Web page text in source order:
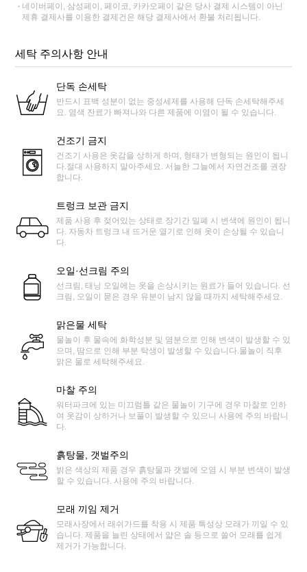
네이버페이, 삼성페이, 페이코, 카카오페이 같은 당사 결제 시스템이 아닌
제휴 결제사를 이용한 결제건은 해당 결제사에서 환불 처리됩니다.
세탁 주의사항 안내
단독 손세탁
반드시 표백 성분이 없는 중성세제를 사용해 단독 손세탁해주세
요. 염색 잔료가 빠져나와 다른 제품에 이염이 될 수 있습니다.
건조기 금지
건조기 사용은 옷감을 상하게 하며, 형태가 변형되는 원인이 됩니
다.절대 사용하지 말아주세요. 서늘한 그늘에서 자연건조를 권장
합니다.
트렁크 보관 금지
제품 사용 후 젖어있는 상태로 장기간 밀폐 시 변색에 원인이 됩니
다. 자동차 트렁크 내 뜨거운 열기로 인해 옷이 손상될 수 있습니
다.
오일·선크림 주의
선크림, 태닝 오일에는 옷을 손상시키는 원료가 들어 있습니다. 선
크림, 오일이 묻은 경우 유분이 남지 않을 때까지 세탁해주세요.
맑은물 세탁
물놀이 후 물속에 화학성분 및 염분으로 인해 변색이 발생할 수 있
으며, 땀으로 인해 부분 탁생이 발생할 수 있습니다.물놀이 직후
맑은 물로 세탁해주세요.
마찰 주의
워터파크에 있는 미끄럼틀 같은 물놀이 기구에 경우 마찰로 인하
여 옷감이 상하거나 보풀이 발생할 수 있으니 사용에 주의 바랍니
다.
흙탕물, 갯벌주의
밝은 색상의 제품 경우 흙탕물과 갯벌에 오염 시 부분 변색이 발생
할 수 있습니다. 사용에 주의 바랍니다.
모래 끼임 제거
모래사장에서 래쉬가드를 착용 시 제품 특성상 모래가 끼일 수 있
습니다. 제품을 늘린 상태에서 얇은 솔 등으로 쓸어 모래를 쉽게
제거가 가능합니다.